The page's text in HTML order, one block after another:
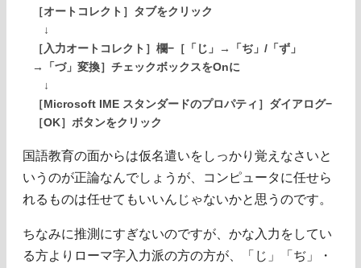
［オートコレクト］タブをクリック
↓
［入力オートコレクト］欄−［「じ」→「ぢ」/「ず」
→「づ」変換］チェックボックスをOnに
↓
［Microsoft IME スタンダードのプロパティ］ダイアログ−
［OK］ボタンをクリック
国語教育の面からは仮名遣いをしっかり覚えなさいと
いうのが正論なんでしょうが、コンピュータに任せら
れるものは任せてもいいんじゃないかと思うのです。
ちなみに推測にすぎないのですが、かな入力をしてい
る方よりローマ字入力派の方の方が、「じ」「ぢ」・